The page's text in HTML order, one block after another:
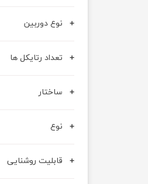
نوع دوربین
تعداد رتایکل ها
ساختار
نوع
قابلیت روشنایی